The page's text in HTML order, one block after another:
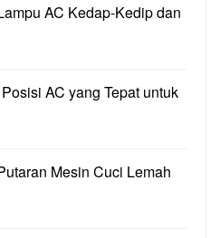
AC Kedap-Kedip dan
AC yang Tepat untuk
Mesin Cuci Lemah